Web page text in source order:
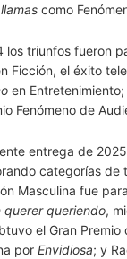
como
los triunfos fueron
Ficción, el éxito
en
Fenómeno de
entrega de
categorías de
Masculina fue
querer queriendo,
el Gran Premio
por Envidiosa; y